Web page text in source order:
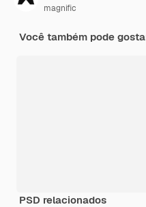
magnific
Você também pode
PSD relacionados